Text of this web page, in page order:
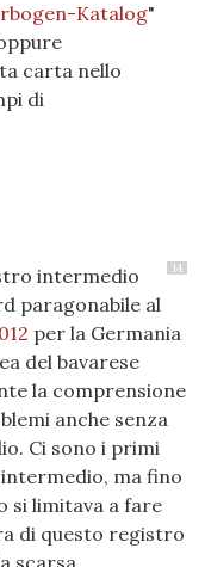
Katalog"
carta nello
di
14
intermedio
paragonabile al
per la Germania
del bavarese
la comprensione
anche senza
Ci sono i primi
ma fino
si limitava a fare
di questo registro
scarsa